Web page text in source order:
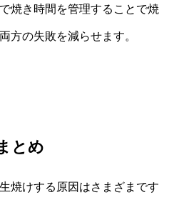
焼き時間を管理することで焼
方の失敗を減らせます。
とめ
焼けする原因はさまざまです